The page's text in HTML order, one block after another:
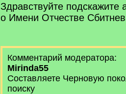
Здравствуйте подскажите
о Имени Отчестве
Комментарий модератора:
Mirinda55
Составляете Черновую
поиску